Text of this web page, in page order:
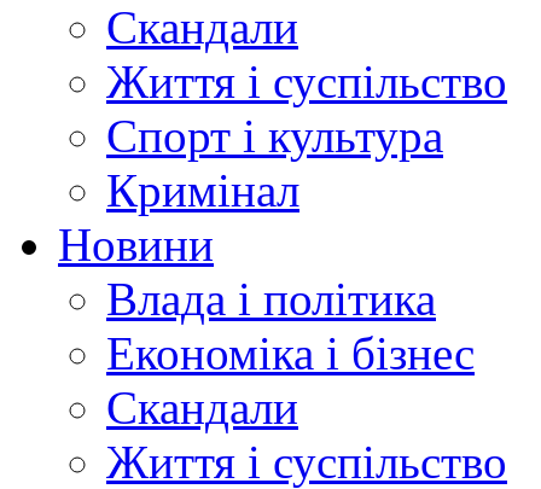
Скандали
Життя і суспільство
Спорт і культура
Кримінал
Новини
Влада і політика
Економіка і бізнес
Скандали
Життя і суспільство